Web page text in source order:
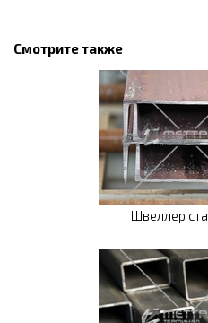
Смотрите также
Швеллер